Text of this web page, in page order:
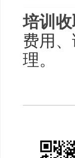
培训收
费用
理。